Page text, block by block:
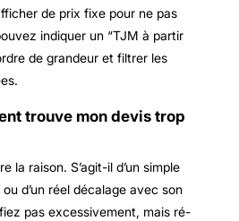
de prix fixe pour ne pas
indiquer un “TJM à partir
de grandeur et filtrer les
trouve mon devis trop
la raison. S’agit-il d’un simple
d’un réel décalage avec son
pas excessivement, mais ré-